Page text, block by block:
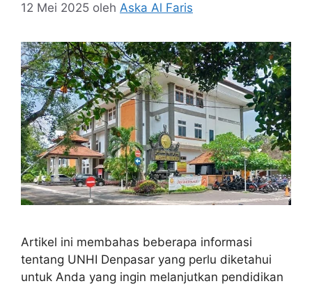
12 Mei 2025 oleh Aska Al Faris
Artikel ini membahas beberapa informasi
tentang UNHI Denpasar yang perlu diketahui
untuk Anda yang ingin melanjutkan pendidikan